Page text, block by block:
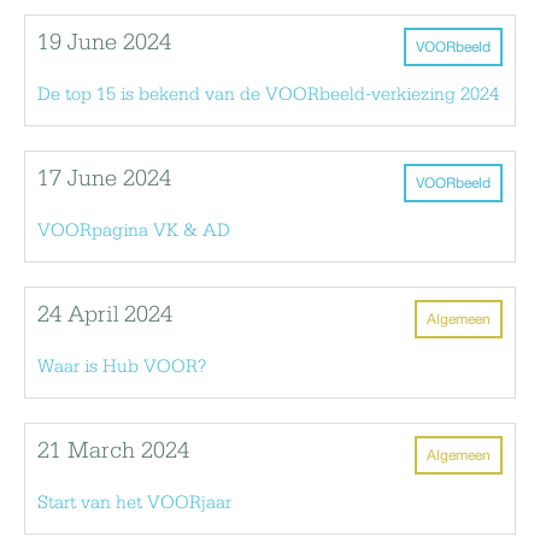
VOORbeeld
19 June 2024
De top 15 is bekend van de VOORbeeld-verkiezing 2024
VOORbeeld
17 June 2024
VOORpagina VK & AD
Algemeen
24 April 2024
Waar is Hub VOOR?
Algemeen
21 March 2024
Start van het VOORjaar